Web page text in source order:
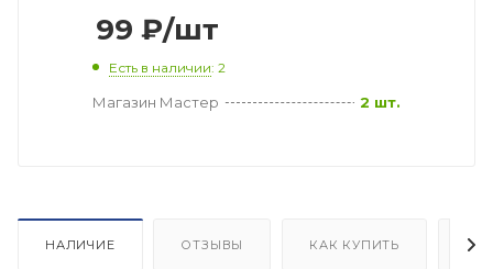
99 ₽/шт
Есть в наличии: 2
Магазин Мастер 2 шт.
НАЛИЧИЕ ОТЗЫВЫ КАК КУПИТЬ